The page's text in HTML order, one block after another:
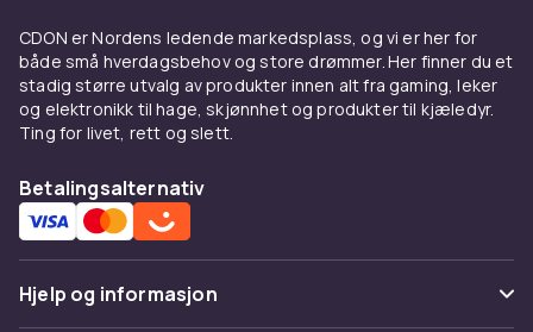
CDON er Nordens ledende markedsplass, og vi er her for
både små hverdagsbehov og store drømmer. Her finner du et
stadig større utvalg av produkter innen alt fra gaming, leker
og elektronikk til hage, skjønnhet og produkter til kjæledyr.
Ting for livet, rett og slett.
Betalingsalternativ
Hjelp og informasjon